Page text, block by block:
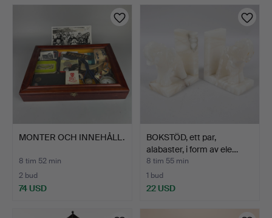
MONTER OCH INNEHÅLL.
8 tim 52 min
2 bud
74 USD
BOKSTÖD, ett par,
alabaster, i form av ele…
8 tim 55 min
1 bud
22 USD